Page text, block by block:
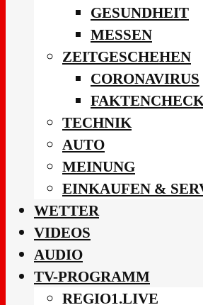
GESUNDHEIT
MESSEN
ZEITGESCHEHEN
CORONAVIRUS
TECHNIK
AUTO
MEINUNG
EINKAUFEN &
WETTER
VIDEOS
AUDIO
TV-PROGRAMM
REGIO1.LIVE